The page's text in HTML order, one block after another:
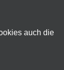
auch die